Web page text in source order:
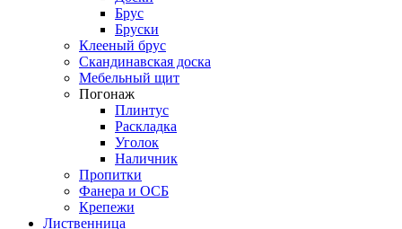
Брус
Бруски
Клееный брус
Скандинавская доска
Мебельный щит
Погонаж
Плинтус
Раскладка
Уголок
Наличник
Пропитки
Фанера и ОСБ
Крепежи
Лиственница